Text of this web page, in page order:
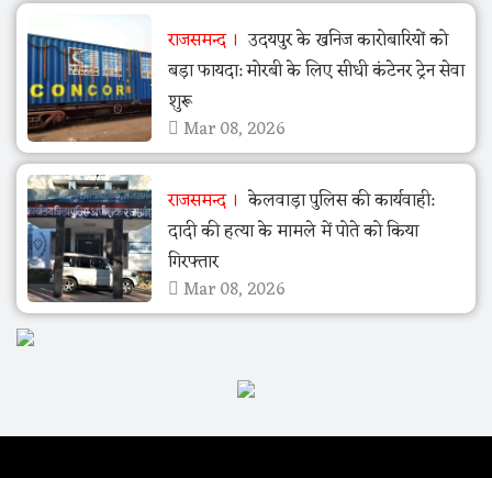
राजसमन्द
उदयपुर के खनिज कारोबारियों को
बड़ा फायदा: मोरबी के लिए सीधी कंटेनर ट्रेन सेवा
शुरू
Mar 08, 2026
राजसमन्द
केलवाड़ा पुलिस की कार्यवाही:
दादी की हत्या के मामले में पोते को किया
गिरफ्तार
Mar 08, 2026